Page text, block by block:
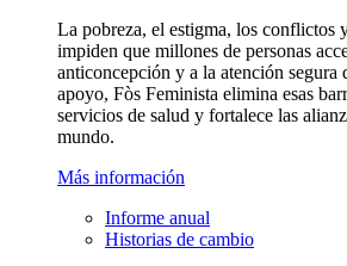
La pobreza, el estigma, los conflictos
impiden que millones de personas
anticoncepción y a la atención segura
apoyo, Fòs Feminista elimina esas
servicios de salud y fortalece las
mundo.
Más información
Informe anual
Historias de cambio